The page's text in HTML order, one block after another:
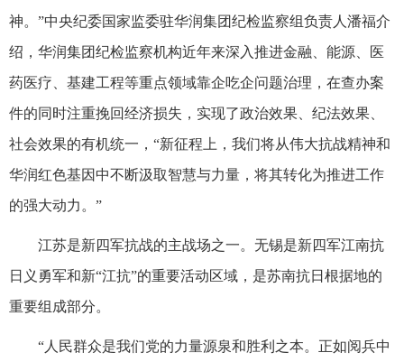
神。”中央纪委国家监委驻华润集团纪检监察组负责人潘福介
绍，华润集团纪检监察机构近年来深入推进金融、能源、医
药医疗、基建工程等重点领域靠企吃企问题治理，在查办案
件的同时注重挽回经济损失，实现了政治效果、纪法效果、
社会效果的有机统一，“新征程上，我们将从伟大抗战精神和
华润红色基因中不断汲取智慧与力量，将其转化为推进工作
的强大动力。”
江苏是新四军抗战的主战场之一。无锡是新四军江南抗
日义勇军和新“江抗”的重要活动区域，是苏南抗日根据地的
重要组成部分。
“人民群众是我们党的力量源泉和胜利之本。正如阅兵中